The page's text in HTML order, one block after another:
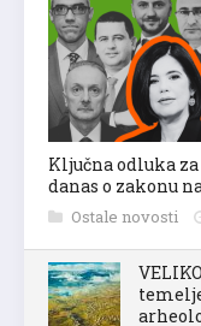
Ključna odluka
danas o zakonu
Ostale novosti